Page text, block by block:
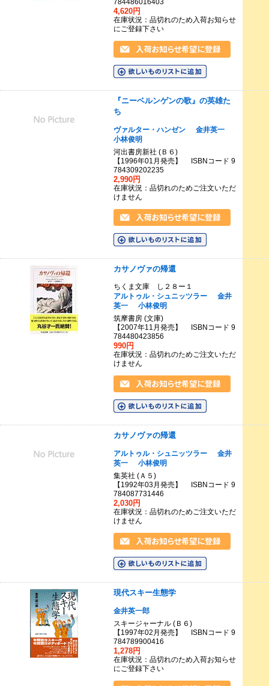
784486016403
4,620円
在庫状況：品切れのため入荷お知らせ
にご登録下さい
『ニーベルンゲンの歌』の英雄た
ち
ヴァルター・ハンゼン
金井英一
小林俊明
河出書房新社 (Ｂ６)
【1996年01月発売】 ISBNコード 9
784309202235
2,990円
在庫状況：品切れのためご注文いただ
けません
カサノヴァの帰還
ちくま文庫 し２８ー１
アルトゥル・シュニッツラー
金井
英一
小林俊明
筑摩書房 (文庫)
【2007年11月発売】 ISBNコード 9
784480423856
990円
在庫状況：品切れのためご注文いただ
けません
カサノヴァの帰還
アルトゥル・シュニッツラー
金井
英一
小林俊明
集英社 (Ａ５)
【1992年03月発売】 ISBNコード 9
784087731446
2,030円
在庫状況：品切れのためご注文いただ
けません
現代スキー生態学
金井英一郎
スキージャーナル (Ｂ６)
【1997年02月発売】 ISBNコード 9
784789900416
1,278円
在庫状況：品切れのため入荷お知らせ
にご登録下さい